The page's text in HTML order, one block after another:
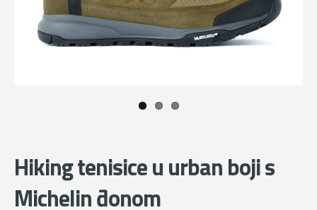
Hiking tenisice u urban boji s
Michelin đonom